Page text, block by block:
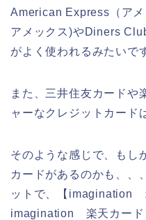
American Express（ア
アメックス)やDiners
がよく使われるみたいで
また、三井住友カードや
ャーなクレジットカード
そのような感じで、もし
カードがあるのかも、、
ットで、【imagination
imagination 楽天カー